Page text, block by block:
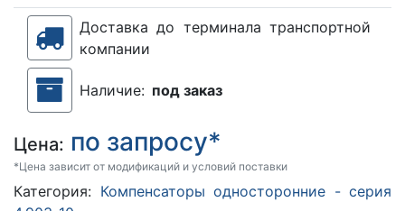
Доставка до терминала транспортной
компании
Наличие: под заказ
Цена: по запросу*
*Цена зависит от модификаций и условий поставки
Категория: Компенсаторы односторонние - серия